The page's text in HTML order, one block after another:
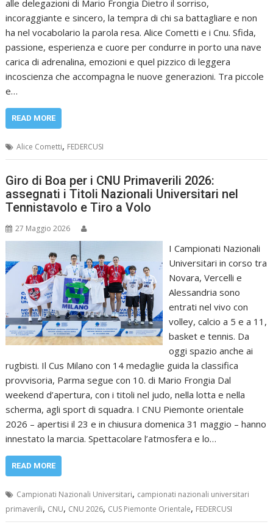
alle delegazioni di Mario Frongia Dietro il sorriso,
incoraggiante e sincero, la tempra di chi sa battagliare e non
ha nel vocabolario la parola resa. Alice Cometti e i Cnu. Sfida,
passione, esperienza e cuore per condurre in porto una nave
carica di adrenalina, emozioni e quel pizzico di leggera
incoscienza che accompagna le nuove generazioni. Tra piccole
e…
READ MORE
Alice Cometti, FEDERCUSI
Giro di Boa per i CNU Primaverili 2026:
assegnati i Titoli Nazionali Universitari nel
Tennistavolo e Tiro a Volo
27 Maggio 2026
I Campionati Nazionali
Universitari in corso tra
Novara, Vercelli e
Alessandria sono
entrati nel vivo con
volley, calcio a 5 e a 11,
basket e tennis. Da
oggi spazio anche ai
rugbisti. Il Cus Milano con 14 medaglie guida la classifica
provvisoria, Parma segue con 10. di Mario Frongia Dal
weekend d’apertura, con i titoli nel judo, nella lotta e nella
scherma, agli sport di squadra. I CNU Piemonte orientale
2026 – apertisi il 23 e in chiusura domenica 31 maggio – hanno
innestato la marcia. Spettacolare l’atmosfera e lo…
READ MORE
Campionati Nazionali Universitari, campionati nazionali universitari
primaverili, CNU, CNU 2026, CUS Piemonte Orientale, FEDERCUSI